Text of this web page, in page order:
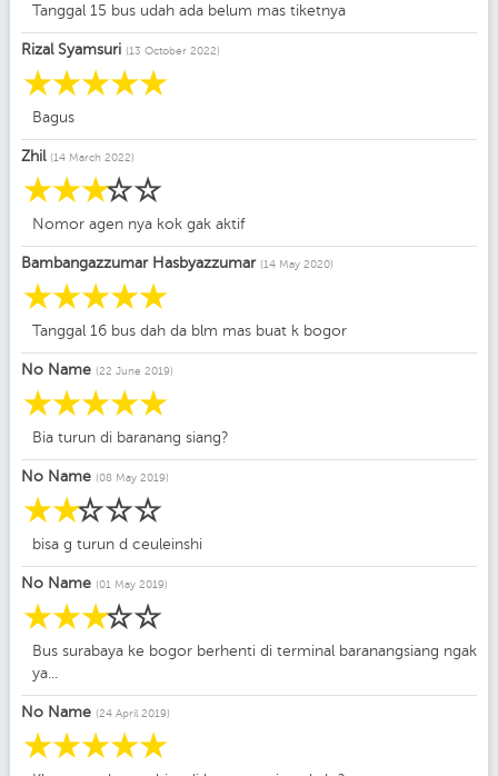
Tanggal 15 bus udah ada belum mas tiketnya
Rizal Syamsuri (13 October 2022)
☆
☆
☆
☆
☆
Bagus
Zhil (14 March 2022)
☆
☆
☆
☆
☆
Nomor agen nya kok gak aktif
Bambangazzumar Hasbyazzumar (14 May 2020)
☆
☆
☆
☆
☆
Tanggal 16 bus dah da blm mas buat k bogor
No Name (22 June 2019)
☆
☆
☆
☆
☆
Bia turun di baranang siang?
No Name (08 May 2019)
☆
☆
☆
☆
☆
bisa g turun d ceuleinshi
No Name (01 May 2019)
☆
☆
☆
☆
☆
Bus surabaya ke bogor berhenti di terminal baranangsiang ngak
ya...
No Name (24 April 2019)
☆
☆
☆
☆
☆